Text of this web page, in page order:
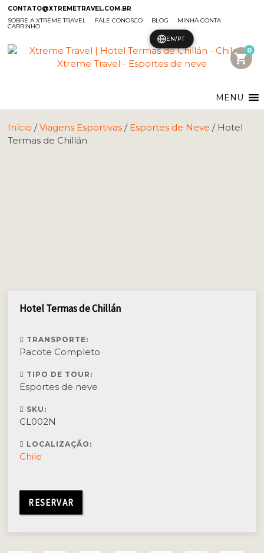
CONTATO@XTREMETRAVEL.COM.BR
SOBRE A XTREME TRAVEL
FALE CONOSCO BLOG MINHA CONTA
CARRINHO
shopping_cart
0
MENU
Início /Viagens Esportivas / Esportes de Neve / Hotel
Termas de Chillán
Hotel Termas de Chillán
TRANSPORTE:
Pacote Completo
TIPO DE TOUR:
Esportes de neve
SKU:
CL002N
LOCALIZAÇÃO:
Chile
RESERVAR
EN/PT